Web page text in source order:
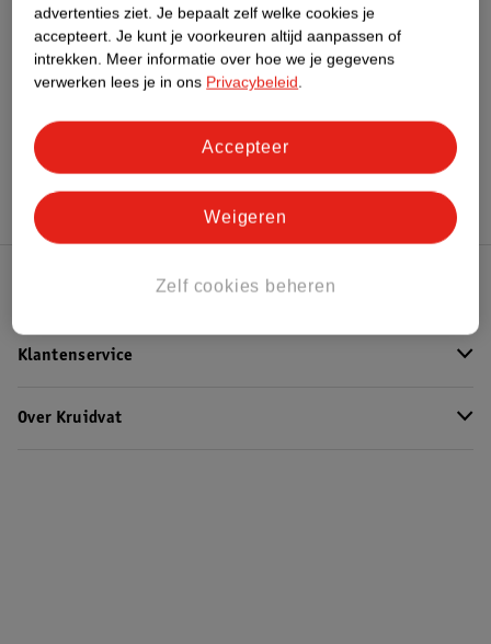
Bekijk ook
Hoe controleren wij de reviews?
Klantenservice
Over Kruidvat
advertenties ziet. Je bepaalt zelf welke cookies je
accepteert. Je kunt je voorkeuren altijd aanpassen of
intrekken. Meer informatie over hoe we je gegevens
verwerken lees je in ons Privacybeleid.
Zelf cookies beheren
Weigeren
Accepteer